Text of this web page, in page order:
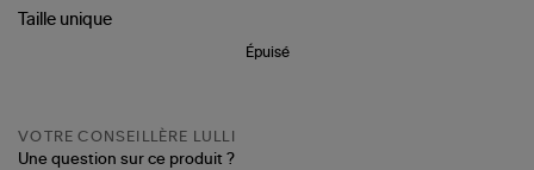
Multicolore
Taille unique
Épuisé
VOTRE CONSEILLÈRE LULLI
Une question sur ce produit ?